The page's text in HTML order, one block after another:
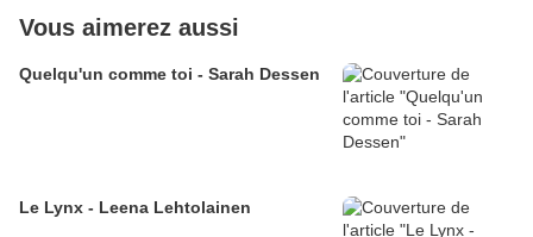
Vous aimerez aussi
Quelqu'un comme toi - Sarah Dessen
Le Lynx - Leena Lehtolainen